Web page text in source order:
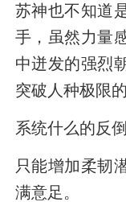
苏神也不知道
手，虽然力量
中迸发的强烈
突破人种极限的
系统什么的反
只能增加柔韧
满意足。